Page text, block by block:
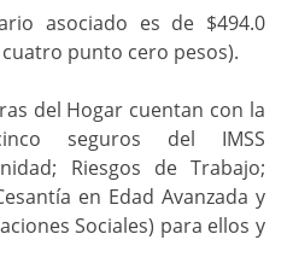
asociado es de $494.0
punto cero pesos).
del Hogar cuentan con la
seguros del IMSS
Riesgos de Trabajo;
en Edad Avanzada y
Sociales) para ellos y